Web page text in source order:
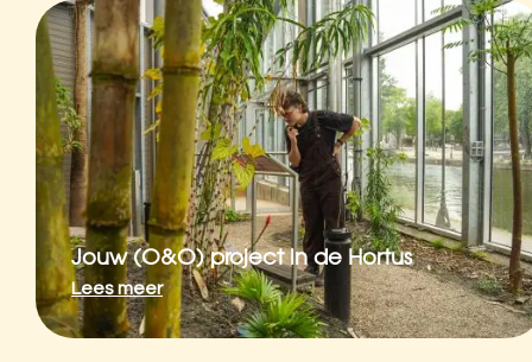
Jouw (O&O) project in de Hortus
Lees meer